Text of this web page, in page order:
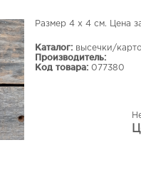
Размер 4 х 4 см. Цена
Каталог: высечки/
Производитель:
Код товара: 077380